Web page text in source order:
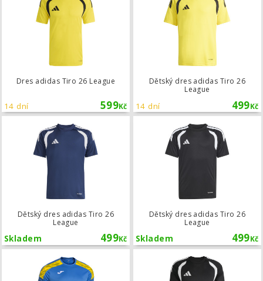
Dres adidas Tiro 26 League
599Kč
14 dní
Dětský dres adidas Tiro 26
League
499Kč
14 dní
Dětský dres adidas Tiro 26
League
499Kč
Skladem
Dětský dres adidas Tiro 26
League
499Kč
Skladem